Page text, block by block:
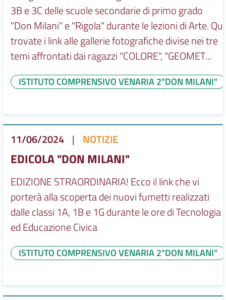
3B e 3C delle scuole secondarie di primo grado
"Don Milani" e "Rigola" durante le lezioni di Arte. Qui
trovate i link alle gallerie fotografiche divise nei tre
temi affrontati dai ragazzi "COLORE", "GEOMET...
ISTITUTO COMPRENSIVO VENARIA 2"DON MILANI"
11/06/2024 | NOTIZIE
EDICOLA "DON MILANI"
EDIZIONE STRAORDINARIA! Ecco il link che vi
porterà alla scoperta dei nuovi fumetti realizzati
dalle classi 1A, 1B e 1G durante le ore di Tecnologia
ed Educazione Civica
ISTITUTO COMPRENSIVO VENARIA 2"DON MILANI"